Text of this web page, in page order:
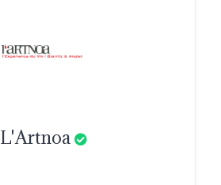
L'Artnoa